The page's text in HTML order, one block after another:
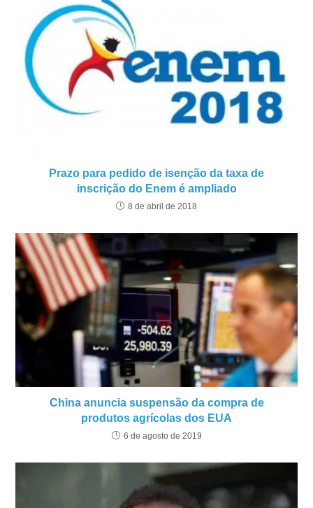
Prazo para pedido de isenção da taxa de
inscrição do Enem é ampliado
8 de abril de 2018
China anuncia suspensão da compra de
produtos agrícolas dos EUA
6 de agosto de 2019